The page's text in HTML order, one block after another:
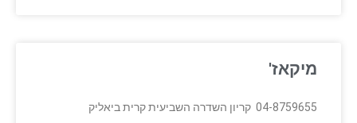
מיקאז'
04-8759655 קריון השדרה השביעית קרית ביאליק